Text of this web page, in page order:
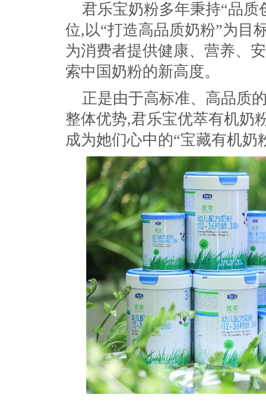
君乐宝奶粉多年秉持“品
位,以“打造高品质奶粉”为目
为消费者提供健康、营养、
索中国奶粉的新高度。
正是由于高标准、高品质
整体优势,君乐宝优萃有机奶
成为她们心中的“宝藏有机奶